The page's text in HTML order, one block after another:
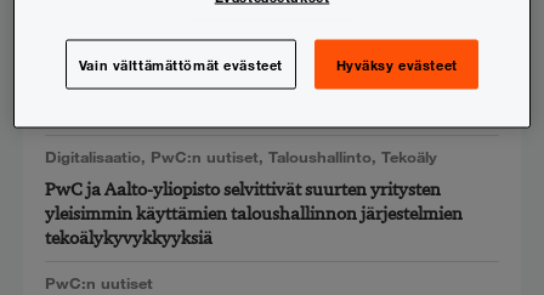
PwC:n uutiset
Minna Viinikkala nimitetty PwC Suomen uudeksi
Digitalisaatio, PwC:n uutiset, Taloushallinto, Tekoäly
PwC ja Aalto-yliopisto selvittivät suurten yritysten
yleisimmin käyttämien taloushallinnon järjestelmien
tekoälykyvykkyyksiä
PwC:n uutiset
Vain välttämättömät evästeet Hyväksy evästeet